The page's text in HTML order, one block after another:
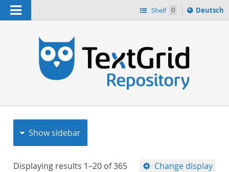
Navigation Shelf 0
Sprache
ï¿½ndern
Deutsch
Show sidebar
Displaying results 1–20 of365 Change display